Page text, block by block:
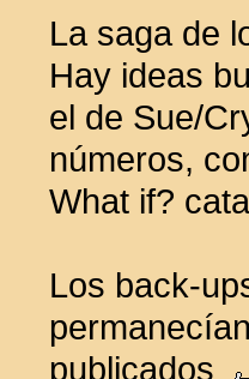
La saga de
Hay ideas
el de Sue/
números,
What if?
Los back-
publicados